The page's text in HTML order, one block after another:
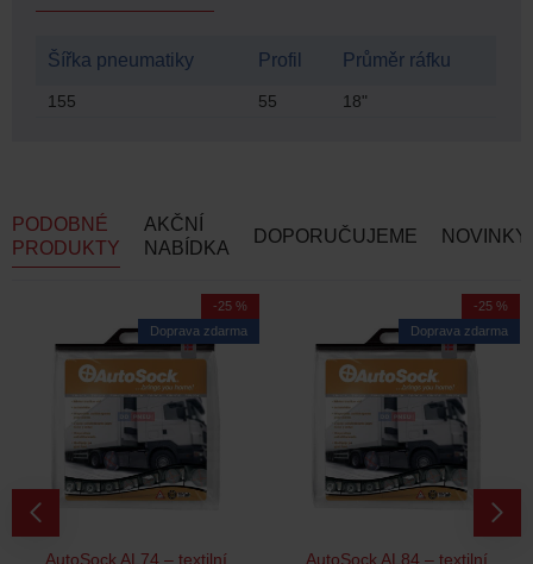
Šířka pneumatiky Profil Průměr ráfku
155 55 18"
PODOBNÉ
PRODUKTY
AKČNÍ
NABÍDKA
DOPORUČUJEME NOVINKY
Doprava zdarma
-25 %
AutoSock AL74 – textilní
Doprava zdarma
-25 %
AutoSock AL84 – textilní